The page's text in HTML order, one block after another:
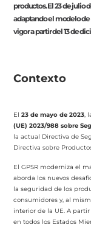
productos. El 23 de julio
adaptando el modelo
vigor a partir del 13 de
Contexto
El23 de mayo de 2023,
(UE) 2023/988 sobre
la actual Directiva de
Directiva sobre
El GPSR moderniza el
aborda los nuevos
la seguridad de los
consumidores y, al
interior de la UE. A
en todos los Estados